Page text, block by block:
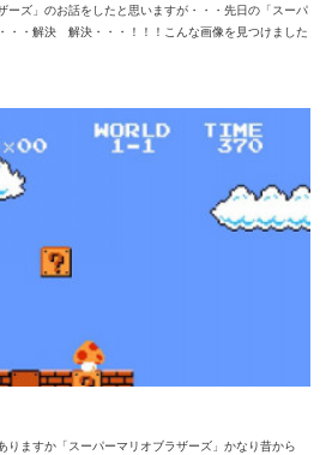
ーズ」のお話をしたと思いますが・・・先日の「スーパ
・解決 解決・・・！！！こんな画像を見つけました
りますか「スーパーマリオブラザーズ」かなり昔から